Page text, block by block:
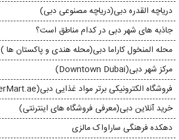
دریاچه القدره دبی(دریاچه مصنوعی دبی)
جاذبه های شهر دبی در کدام مناطق است؟
محله المنخول کاراما دبی(محله هندی و پاکستان ها )
مرکز شهر دبی(Downtown Dubai)
فروشگاه الکترونیکی برتر مواد غذایی دبی(SuperMart.ae)
خرید آنلاین دبی(معرفی فروشگاه های اینترنتی)
دهکده فرهنگی ساراواک مالزی